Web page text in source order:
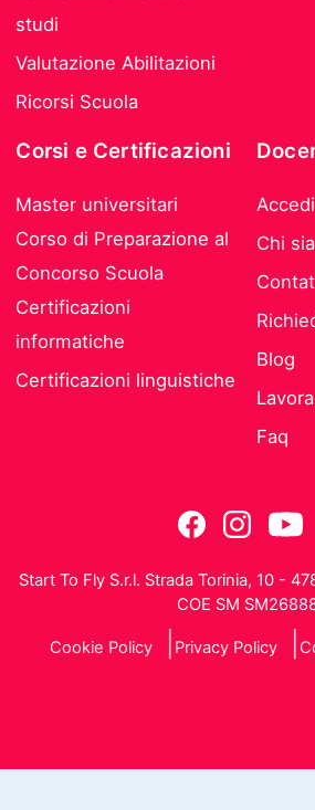
studi
Valutazione Abilitazioni
Ricorsi Scuola
Corsi e Certificazioni
Master universitari
Corso di Preparazione al
Concorso Scuola
Certificazioni
informatiche
Certificazioni linguistiche
Accedi
Chi
Blog
Faq
Start To Fly S.r.l. Strada Torinia, 10 -
COE SM
Cookie Policy Privacy Policy